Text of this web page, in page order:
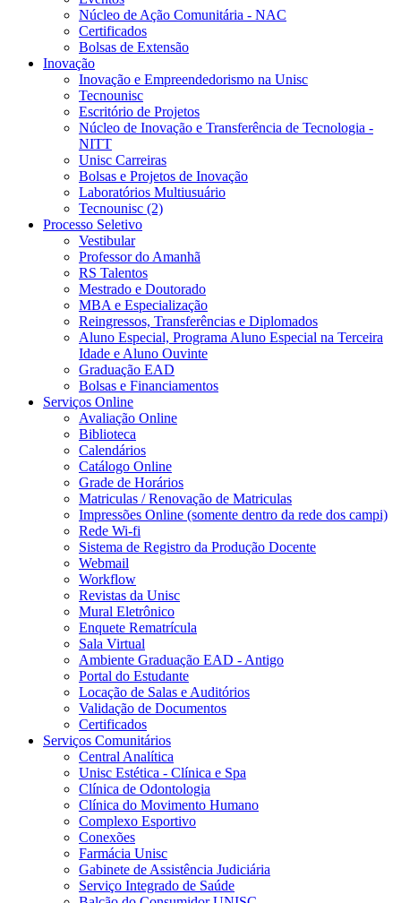
Núcleo de Ação Comunitária - NAC
Certificados
Bolsas de Extensão
Inovação
Inovação e Empreendedorismo na Unisc
Tecnounisc
Escritório de Projetos
Núcleo de Inovação e Transferência de Tecnologia -
NITT
Unisc Carreiras
Bolsas e Projetos de Inovação
Laboratórios Multiusuário
Tecnounisc (2)
Processo Seletivo
Vestibular
Professor do Amanhã
RS Talentos
Mestrado e Doutorado
MBA e Especialização
Reingressos, Transferências e Diplomados
Aluno Especial, Programa Aluno Especial na Terceira
Idade e Aluno Ouvinte
Graduação EAD
Bolsas e Financiamentos
Serviços Online
Avaliação Online
Biblioteca
Calendários
Catálogo Online
Grade de Horários
Matriculas / Renovação de Matriculas
Impressões Online (somente dentro da rede dos campi)
Rede Wi-fi
Sistema de Registro da Produção Docente
Webmail
Workflow
Revistas da Unisc
Mural Eletrônico
Enquete Rematrícula
Sala Virtual
Ambiente Graduação EAD - Antigo
Portal do Estudante
Locação de Salas e Auditórios
Validação de Documentos
Certificados
Serviços Comunitários
Central Analítica
Unisc Estética - Clínica e Spa
Clínica de Odontologia
Clínica do Movimento Humano
Complexo Esportivo
Conexões
Farmácia Unisc
Gabinete de Assistência Judiciária
Serviço Integrado de Saúde